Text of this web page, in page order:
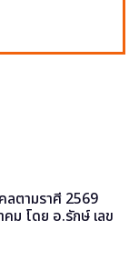
ลตามราศี 2569
คม โดย อ.รักษ์ เลข